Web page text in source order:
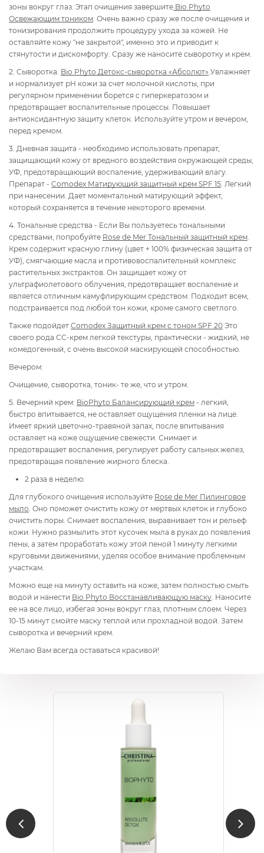
зоны вокруг глаз. Этап очищения завершите Bio Phyto
Освежающим тоником . Очень важно сразу же после очищения и
тонизирования продолжить процедуру ухода за кожей. Не
оставляйте кожу "не закрытой", именно это и приводит к
стянутости и дискомфорту. Сразу же наносите сыворотку и крем.
2. Сыворотка. Bio Phyto Детокс-сыворотка «Абсолют» .Увлажняет
и нормализует рН кожи за счет молочной кислоты, при
регулярном применении борется с гиперкератозом и
предотвращает воспалительные процессы. Повышает
антиоксидантную защиту клеток. Используйте утром и вечером,
перед кремом.
3. Дневная защита - необходимо использовать препарат,
защищающий кожу от вредного воздействия окружающей среды,
УФ, предотвращающий воспаление, удерживающий влагу.
Препарат - Comodex Матирующий защитный крем SPF 15 . Легкий
при нанесении. Дает моментальный матирующий эффект,
который сохраняется в течение некоторого времени.
4. Тональные средства - Если Вы пользуетесь тональными
средствами, попробуйте Rose de Mer Тональный защитный крем
Крем содержит красную глину (цвет + 100% физическая защита от
УФ), смягчающие масла и противовоспалительный комплекс
растительных экстрактов. Он защищает кожу от
ультрафиолетового облучения, предотвращает воспаление и
является отличным камуфлирующим средством. Подходит всем,
подстраивается под любой тон кожи, кроме самого светлого.
Также подойдет Comodex Защитный крем с тоном SPF 20 Это
своего рода СС-крем легкой текстуры, практически - жидкий, не
комедогенный, с очень высокой маскирующей способностью.
Вечером:
Очищение, сыворотка, тоник- те же, что и утром.
5. Вечерний крем: BioPhyto Балансирующий крем - легкий,
быстро впитывается, не оставляет ощущения пленки на лице.
Имеет яркий цветочно-травяной запах, после впитывания
оставляет на коже ощущение свежести. Снимает и
предотвращает воспаления, регулирует работу сальных желез,
предотвращая появление жирного блеска.
2 раза в неделю:
Для глубокого очищения используйте Rose de Mer Пилинговое
мыло . Оно поможет очистить кожу от мертвых клеток и глубоко
очистить поры. Снимает воспаления, выравнивает тон и рельеф
кожи. Нужно размылить этот кусочек мыла в руках до появления
пены, а затем проработать кожу этой пеной 1 минуту легкими
круговыми движениями, уделяя особое внимание проблемным
участкам.
Можно еще на минуту оставить на коже, затем полностью смыть
водой и нанести Bio Phyto Восстанавливающую маску . Наносите
ее на все лицо, избегая зоны вокруг глаз, плотным слоем. Через
10-15 минут смойте маску теплой или прохладной водой. Затем
сыворотка и вечерний крем.
Желаю Вам всегда оставаться красивой!